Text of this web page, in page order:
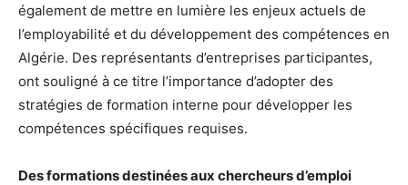
également de mettre en lumière les enjeux actuels de
l’employabilité et du développement des compétences en
Algérie. Des représentants d’entreprises participantes,
ont souligné à ce titre l’importance d’adopter des
stratégies de formation interne pour développer les
compétences spécifiques requises.
Des formations destinées aux chercheurs d’emploi